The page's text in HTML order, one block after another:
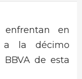
enfrentan en
a la décimo
de esta